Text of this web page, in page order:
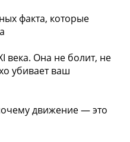
факта, которые
века. Она не болит, не
убивает ваш
движение — это